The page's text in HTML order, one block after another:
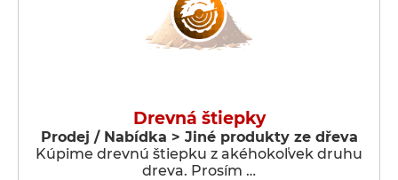
Drevná štiepky
Prodej / Nabídka > Jiné produkty ze dřeva
Kúpime drevnú štiepku z akéhokoľvek druhu
dreva. Prosím …